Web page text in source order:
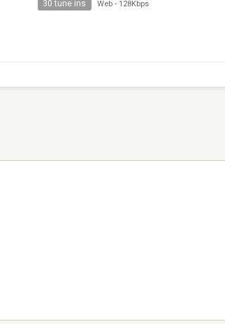
30 tune ins Web - 128Kbps